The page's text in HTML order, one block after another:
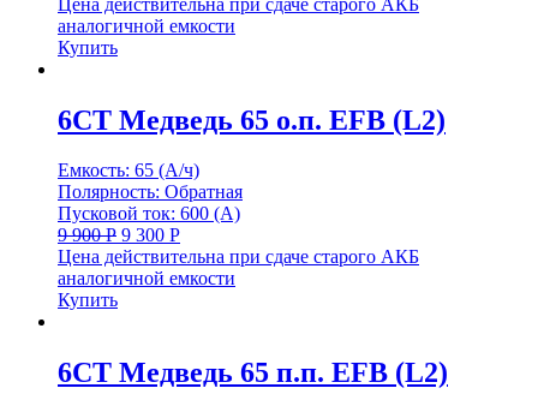
аналогичной емкости
Купить
6СТ Медведь 65 о.п. EFB (L2)
Емкость: 65 (А/ч)
Полярность: Обратная
Пусковой ток: 600 (А)
9 900Р 9 300 Р
Цена действительна при сдаче старого АКБ
аналогичной емкости
Купить
6СТ Медведь 65 п.п. EFB (L2)